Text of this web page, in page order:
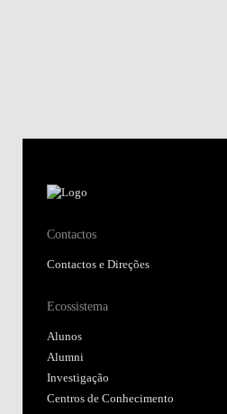
Contactos
Contactos e Direções
Ecossistema
Alunos
Alumni
Investigação
Centros de Conhecimento